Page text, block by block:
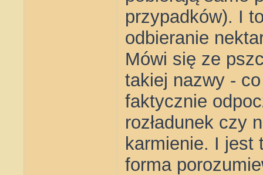
przypadków). I
odbieranie
Mówi się ze
takiej nazwy -
faktycznie
rozładunek czy
karmienie. I jest
forma